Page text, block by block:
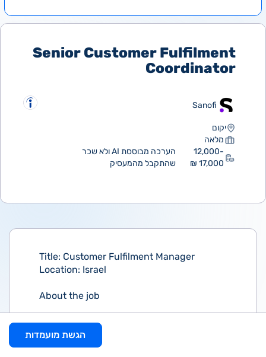
Senior Customer Fulfilment
Coordinator
Sanofi
יקום
מלאה
12,000-
17,000 ₪
הערכה מבוססת AI ולא שכר
שהתקבל מהמעסיק
Title: Customer Fulfilment Manager
Location: Israel
About the job
As Customer Fulfilment Manager within
our Manufacturing & Supply team, you'll
ensure life-changing treatments reach
הגשת מועמדות